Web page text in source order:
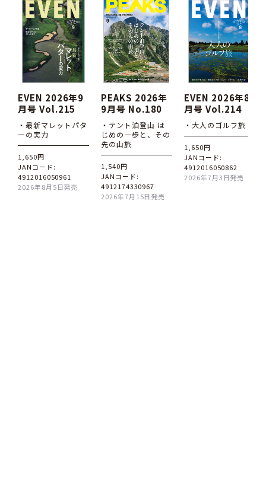
EVEN 2026年9
月号 Vol.215
・最新マレットパタ
ーの実力
1,650円
JANコード:
4912016050961
2026年8月5日発売
PEAKS 2026年
9月号 No.180
・テント泊登山 は
じめの一歩と、その
先の山旅
1,540円
JANコード:
4912174330967
2026年7月15日発売
EVEN 2026年8
月号 Vol.214
・大人のゴルフ旅
1,650円
JANコード:
4912016050862
2026年7月3日発売